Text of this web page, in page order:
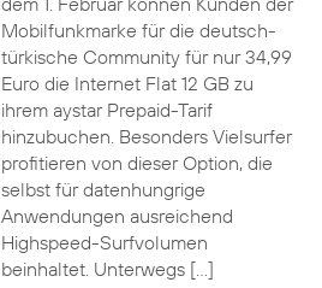
Mobilfunkmarke für die deutsch-
türkische Community für nur 34,99
Euro die Internet Flat 12 GB zu
ihrem aystar Prepaid-Tarif
hinzubuchen. Besonders Vielsurfer
profitieren von dieser Option, die
selbst für datenhungrige
Anwendungen ausreichend
Highspeed-Surfvolumen
beinhaltet. Unterwegs […]